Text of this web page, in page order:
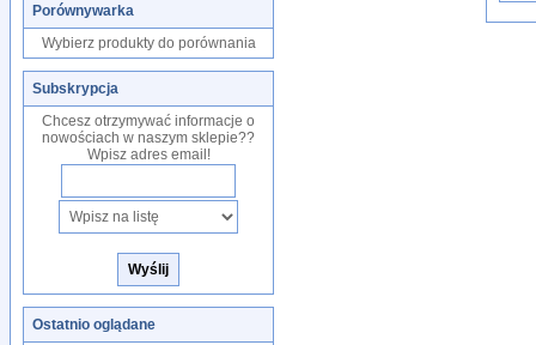
Porównywarka
Wybierz produkty do porównania
Subskrypcja
Chcesz otrzymywać informacje o
nowościach w naszym sklepie??
Wpisz adres email!
Ostatnio oglądane